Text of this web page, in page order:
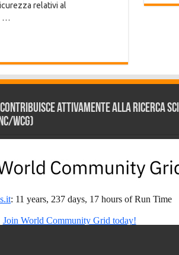
relativi al
…
attivamente alla ricerca
WCG)